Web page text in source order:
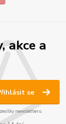
akce a
se
newsletteru.